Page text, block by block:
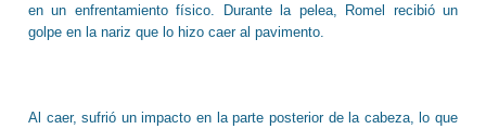
en un enfrentamiento físico. Durante la pelea, Romel recibió un
golpe en la nariz que lo hizo caer al pavimento.
Al caer, sufrió un impacto en la parte posterior de la cabeza, lo que